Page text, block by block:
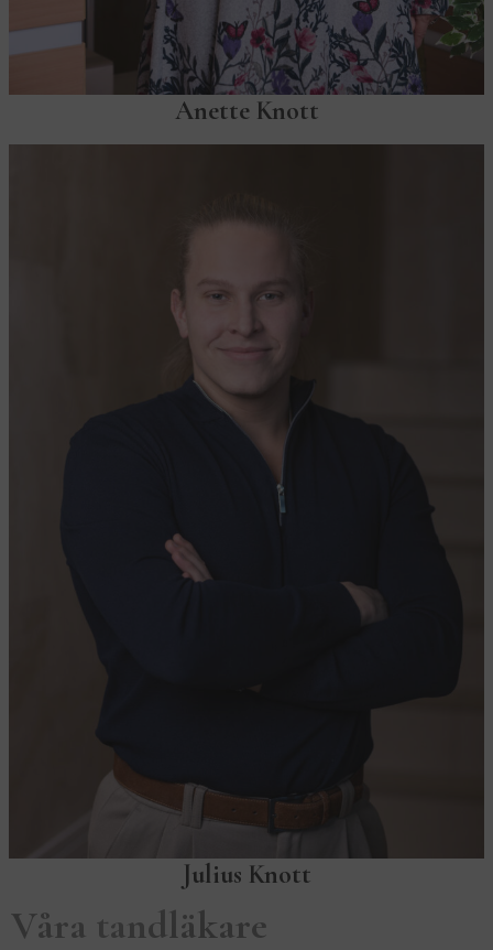
Anette Knott
Julius Knott
Våra tandläkare